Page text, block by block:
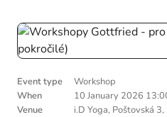
Event type
Workshop
When
10 January 2026
Venue
i.D Yoga, Poštovská